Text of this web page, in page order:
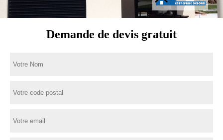
Demande de devis gratuit